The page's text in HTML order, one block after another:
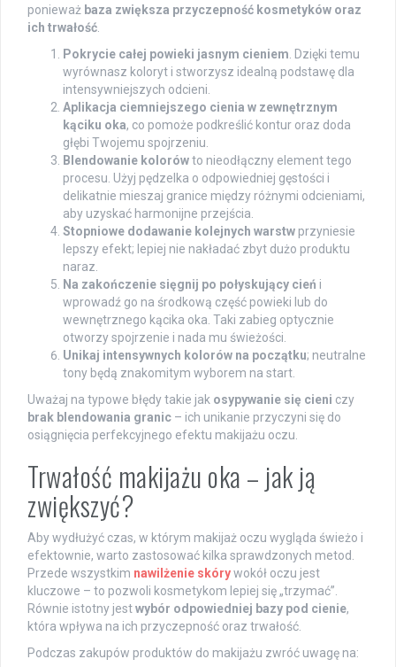
ponieważ baza zwiększa przyczepność kosmetyków oraz
ich trwałość
Pokrycie całej powieki jasnym cieniem . Dzięki temu
wyrównasz koloryt i stworzysz idealną podstawę dla
intensywniejszych odcieni.
Aplikacja ciemniejszego cienia w zewnętrznym
kąciku oka, co pomoże podkreślić kontur oraz doda
głębi Twojemu spojrzeniu.
Blendowanie kolorówto nieodłączny element tego
procesu. Użyj pędzelka o odpowiedniej gęstości i
delikatnie mieszaj granice między różnymi odcieniami,
aby uzyskać harmonijne przejścia.
Stopniowe dodawanie kolejnych warstw przyniesie
lepszy efekt; lepiej nie nakładać zbyt dużo produktu
naraz.
Na zakończenie sięgnij po połyskujący cień i
wprowadź go na środkową część powieki lub do
wewnętrznego kącika oka. Taki zabieg optycznie
otworzy spojrzenie i nada mu świeżości.
Unikaj intensywnych kolorów na początku; neutralne
tony będą znakomitym wyborem na start.
Uważaj na typowe błędy takie jak osypywanie się cieni czy
brak blendowania granic – ich unikanie przyczyni się do
osiągnięcia perfekcyjnego efektu makijażu oczu.
Trwałość makijażu oka – jak ją
zwiększyć?
Aby wydłużyć czas, w którym makijaż oczu wygląda świeżo i
efektownie, warto zastosować kilka sprawdzonych metod.
Przede wszystkim nawilżenie skórywokół oczu jest
kluczowe – to pozwoli kosmetykom lepiej się „trzymać”.
Równie istotny jestwybór odpowiedniej bazy pod cienie,
która wpływa na ich przyczepność oraz trwałość.
Podczas zakupów produktów do makijażu zwróć uwagę na: